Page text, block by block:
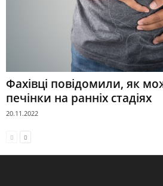
Фахівці повідомили, як
печінки на ранніх стадіях
20.11.2022